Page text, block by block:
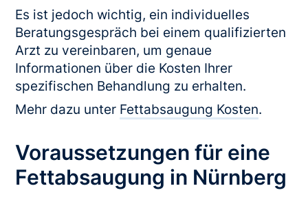
Es ist jedoch wichtig, ein individuelles
Beratungsgespräch bei einem qualifizierten
Arzt zu vereinbaren, um genaue
Informationen über die Kosten Ihrer
spezifischen Behandlung zu erhalten.
Mehr dazu unter Fettabsaugung Kosten.
Voraussetzungen für eine
Fettabsaugung in Nürnberg